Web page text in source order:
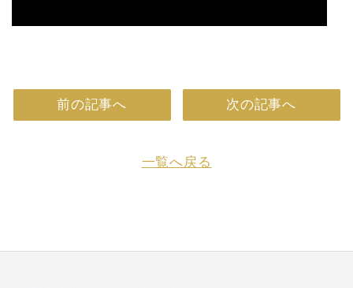
前の記事へ
一覧へ戻る
次の記事へ